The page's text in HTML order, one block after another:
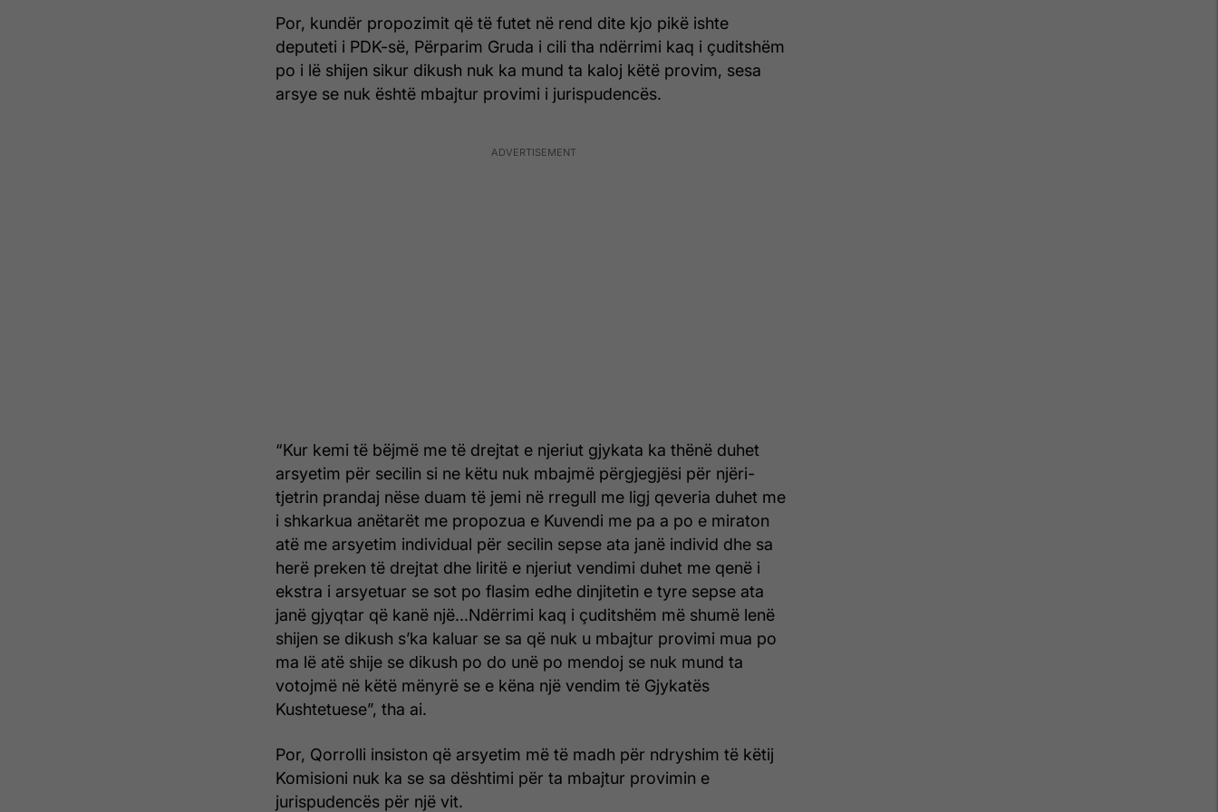
Por, kundër propozimit që të futet në rend dite kjo pikë ishte
deputeti i PDK-së, Përparim Gruda i cili tha ndërrimi kaq i çuditshëm
po i lë shijen sikur dikush nuk ka mund ta kaloj këtë provim, sesa
arsye se nuk është mbajtur provimi i jurispudencës.
“Kur kemi të bëjmë me të drejtat e njeriut gjykata ka thënë duhet
arsyetim për secilin si ne këtu nuk mbajmë përgjegjësi për njëri-
tjetrin prandaj nëse duam të jemi në rregull me ligj qeveria duhet me
i shkarkua anëtarët me propozua e Kuvendi me pa a po e miraton
atë me arsyetim individual për secilin sepse ata janë individ dhe sa
herë preken të drejtat dhe liritë e njeriut vendimi duhet me qenë i
ekstra i arsyetuar se sot po flasim edhe dinjitetin e tyre sepse ata
janë gjyqtar që kanë një...Ndërrimi kaq i çuditshëm më shumë lenë
shijen se dikush s’ka kaluar se sa që nuk u mbajtur provimi mua po
ma lë atë shije se dikush po do unë po mendoj se nuk mund ta
votojmë në këtë mënyrë se e këna një vendim të Gjykatës
Kushtetuese”, tha ai.
Por, Qorrolli insiston që arsyetim më të madh për ndryshim të këtij
Komisioni nuk ka se sa dështimi për ta mbajtur provimin e
jurispudencës për një vit.